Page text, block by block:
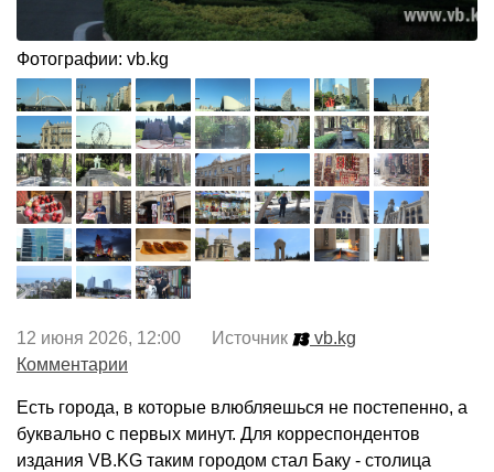
Фотографии: vb.kg
12 июня 2026, 12:00 Источник
vb.kg
Комментарии
Есть города, в которые влюбляешься не постепенно, а
буквально с первых минут. Для корреспондентов
издания VB.KG таким городом стал Баку - столица